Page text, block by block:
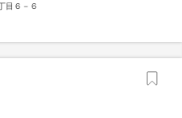
目６－６